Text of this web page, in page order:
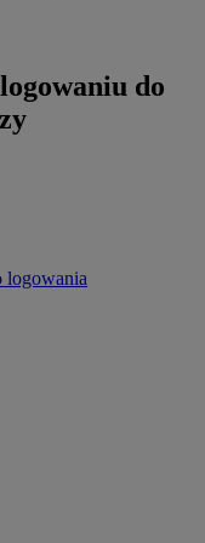
do
logowania